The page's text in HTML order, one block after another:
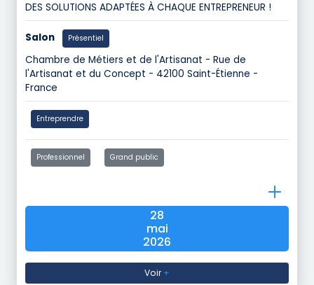
DES SOLUTIONS ADAPTÉES À CHAQUE ENTREPRENEUR !
Salon Présentiel
Chambre de Métiers et de l'Artisanat - Rue de
l'Artisanat et du Concept - 42100 Saint-Étienne -
France
Entreprendre
Professionnel Grand public
28
mai
2026
Voir+